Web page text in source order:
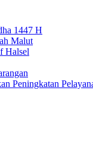
1447 H
Malut
Halsel
Peningkatan